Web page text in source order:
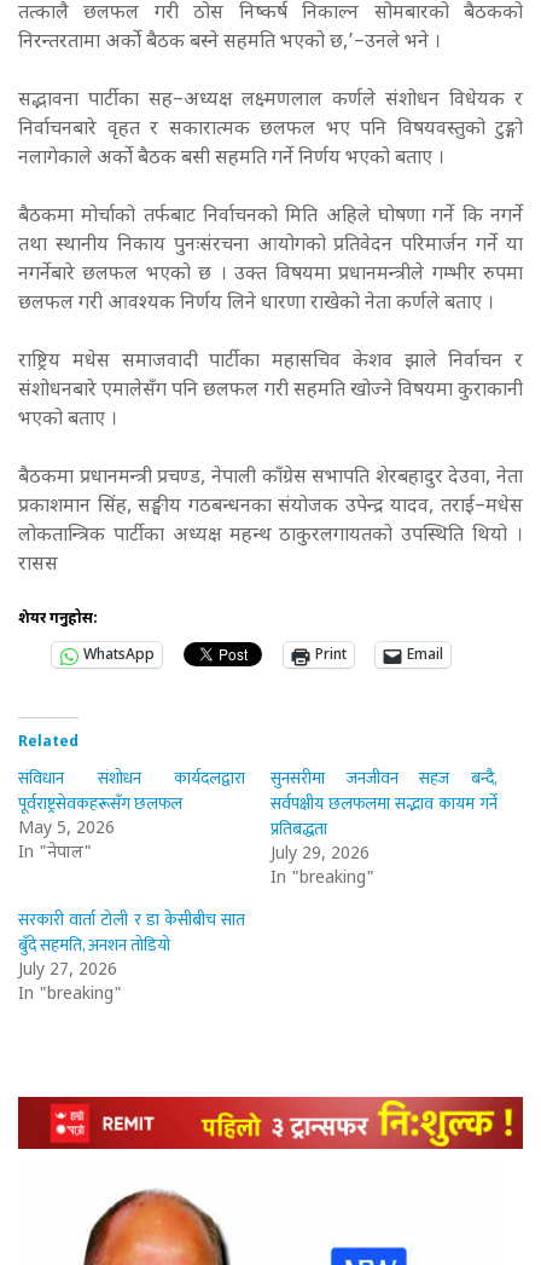
तत्कालै छलफल गरी ठोस निष्कर्ष निकाल्न सोमबारको बैठकको
निरन्तरतामा अर्को बैठक बस्ने सहमति भएको छ,’–उनले भने ।
सद्भावना पार्टीका सह–अध्यक्ष लक्ष्मणलाल कर्णले संशोधन विधेयक र
निर्वाचनबारे वृहत र सकारात्मक छलफल भए पनि विषयवस्तुको टुङ्गो
नलागेकाले अर्को बैठक बसी सहमति गर्ने निर्णय भएको बताए ।
बैठकमा मोर्चाको तर्फबाट निर्वाचनको मिति अहिले घोषणा गर्ने कि नगर्ने
तथा स्थानीय निकाय पुनःसंरचना आयोगको प्रतिवेदन परिमार्जन गर्ने या
नगर्नेबारे छलफल भएको छ । उक्त विषयमा प्रधानमन्त्रीले गम्भीर रुपमा
छलफल गरी आवश्यक निर्णय लिने धारणा राखेको नेता कर्णले बताए ।
राष्ट्रिय मधेस समाजवादी पार्टीका महासचिव केशव झाले निर्वाचन र
संशोधनबारे एमालेसँग पनि छलफल गरी सहमति खोज्ने विषयमा कुराकानी
भएको बताए ।
बैठकमा प्रधानमन्त्री प्रचण्ड, नेपाली काँग्रेस सभापति शेरबहादुर देउवा, नेता
प्रकाशमान सिंह, सङ्घीय गठबन्धनका संयोजक उपेन्द्र यादव, तराई–मधेस
लोकतान्त्रिक पार्टीका अध्यक्ष महन्थ ठाकुरलगायतको उपस्थिति थियो ।
रासस
शेयर गर्नुहोस:
WhatsApp
Print Email
Related
संविधान संशोधन कार्यदलद्वारा
पूर्वराष्ट्रसेवकहरूसँग छलफल
May 5, 2026
In "नेपाल"
सुनसरीमा जनजीवन सहज बन्दै,
सर्वपक्षीय छलफलमा सद्भाव कायम गर्ने
प्रतिबद्धता
July 29, 2026
In "breaking"
सरकारी वार्ता टोली र डा केसीबीच सात
बुँदे सहमति, अनशन तोडियो
July 27, 2026
In "breaking"